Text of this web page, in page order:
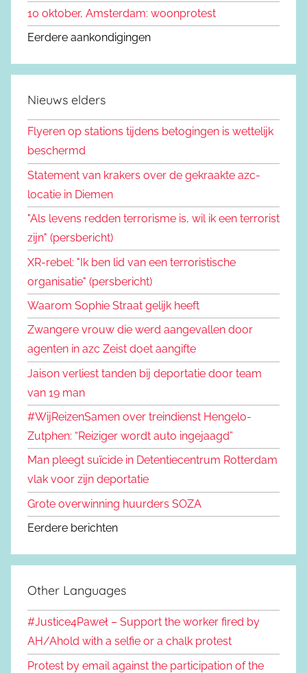
10 oktober, Amsterdam: woonprotest
Eerdere aankondigingen
Nieuws elders
Flyeren op stations tijdens betogingen is wettelijk
beschermd
Statement van krakers over de gekraakte azc-
locatie in Diemen
"Als levens redden terrorisme is, wil ik een terrorist
zijn" (persbericht)
XR-rebel: "Ik ben lid van een terroristische
organisatie" (persbericht)
Waarom Sophie Straat gelijk heeft
Zwangere vrouw die werd aangevallen door
agenten in azc Zeist doet aangifte
Jaison verliest tanden bij deportatie door team
van 19 man
#WijReizenSamen over treindienst Hengelo-
Zutphen: “Reiziger wordt auto ingejaagd”
Man pleegt suïcide in Detentiecentrum Rotterdam
vlak voor zijn deportatie
Grote overwinning huurders SOZA
Eerdere berichten
Other Languages
#Justice4Paweł – Support the worker fired by
AH/Ahold with a selfie or a chalk protest
Protest by email against the participation of the